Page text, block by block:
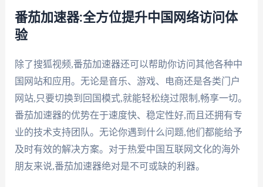
番茄加速器:全方位提升中国网络访问体
验
除了搜狐视频,番茄加速器还可以帮助你访问其他各种中
国网站和应用。无论是音乐、游戏、电商还是各类门户
网站,只要切换到回国模式,就能轻松绕过限制,畅享一切。
番茄加速器的优势在于速度快、稳定性好,而且还拥有专
业的技术支持团队。无论你遇到什么问题,他们都能给予
及时有效的解决方案。对于热爱中国互联网文化的海外
朋友来说,番茄加速器绝对是不可或缺的利器。